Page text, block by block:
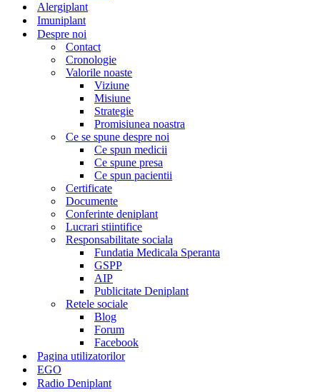
Alergiplant
Imuniplant
Despre noi
Contact
Cronologie
Valorile noaste
Viziune
Misiune
Strategie
Promisiunea noastra
Ce se spune despre noi
Ce spun medicii
Ce spune presa
Ce spun pacientii
Certificate
Documente
Conferinte deniplant
Lucrari stiintifice
Responsabilitate sociala
Fundatia Medicala Speranta
GSPP
AIP
Publicitate Deniplant
Retele sociale
Blog
Forum
Facebook
Pagina utilizatorilor
EGO
Radio Deniplant